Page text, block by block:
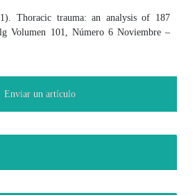
Thoracic trauma: an analysis of 187
Volumen 101, Número 6 Noviembre –
Enviar un artículo